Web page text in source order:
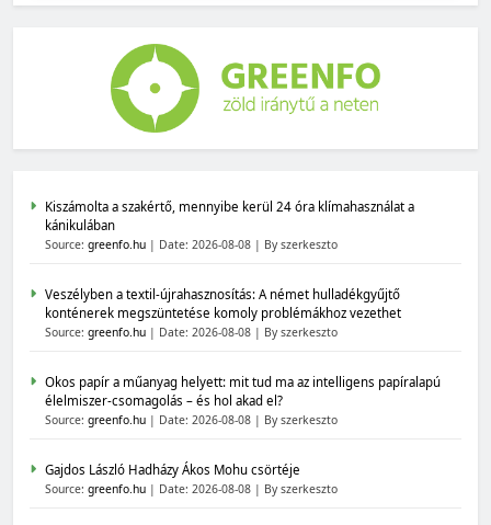
Kiszámolta a szakértő, mennyibe kerül 24 óra klímahasználat a
kánikulában
Source: greenfo.hu Date: 2026-08-08 By szerkeszto
Veszélyben a textil-újrahasznosítás: A német hulladékgyűjtő
konténerek megszüntetése komoly problémákhoz vezethet
Source: greenfo.hu Date: 2026-08-08 By szerkeszto
Okos papír a műanyag helyett: mit tud ma az intelligens papíralapú
élelmiszer-csomagolás – és hol akad el?
Source: greenfo.hu Date: 2026-08-08 By szerkeszto
Gajdos László Hadházy Ákos Mohu csörtéje
Source: greenfo.hu Date: 2026-08-08 By szerkeszto